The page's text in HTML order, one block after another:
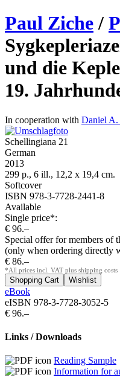
Paul Ziche/
und die
19.
In cooperation with Daniel
Schellingiana 21
German
2013
299 p., 6 ill., 12,2 x 19,4 cm.
Softcover
ISBN 978-3-7728-2441-8
Available
Single price*:
€ 96.–
Special offer for members of
(only when ordering directly
€ 86.–
*All prices incl. VAT plus shipping costs
eBook
eISBN 978-3-7728-3052-5
€ 96.–
Links / Downloads
Reading Sample
Information for